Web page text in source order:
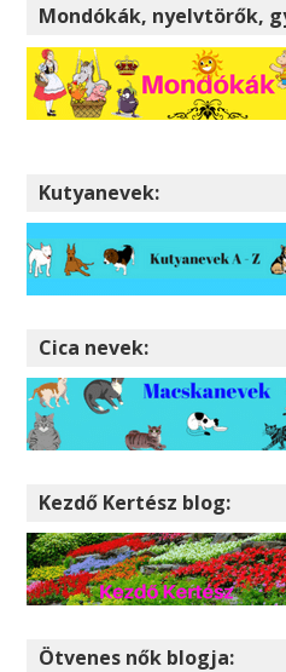
Mondókák, nyelvtörők,
Kutyanevek:
Cica nevek:
Kezdő Kertész blog:
Ötvenes nők blogja: